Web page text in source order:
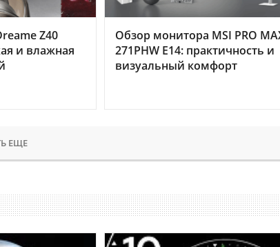
Z40
и влажная
Обзор монитора MSI PRO
271PHW E14: практичность и
визуальный комфорт
ЕЩЕ